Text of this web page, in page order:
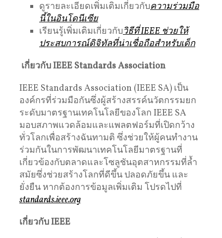
ดูรายละเอียดเพิ่มเติมเกี่ยวกับความร่วมมือ
นี้ในอินโดนีเซีย
เรียนรู้เพิ่มเติมเกี่ยวกับวิธีที่ IEEE ช่วยให้
ประสบการณ์ดิจิทัลที่น่าเชื่อถือสำหรับเด็ก
เกี่ยวกับ IEEE Standards Association
IEEE Standards Association (IEEE SA) เป็น
องค์กรที่ร่วมมือกันซึ่งผู้สร้างสรรค์นวัตกรรมยก
ระดับมาตรฐานเทคโนโลยีของโลก IEEE SA
มอบสภาพแวดล้อมและแพลตฟอร์มที่เปิดกว้าง
ทั่วโลกเพื่อสร้างฉันทามติ ซึ่งช่วยให้ผู้คนทำงาน
ร่วมกันในการพัฒนาเทคโนโลยีมาตรฐานที่
เกี่ยวข้องกับตลาดและโซลูชันอุตสาหกรรมที่ล้ำ
สมัยซึ่งช่วยสร้างโลกที่ดีขึ้น ปลอดภัยขึ้น และ
ยั่งยืน หากต้องการข้อมูลเพิ่มเติม โปรดไปที่
standards.ieee.org
เกี่ยวกับ IEEE